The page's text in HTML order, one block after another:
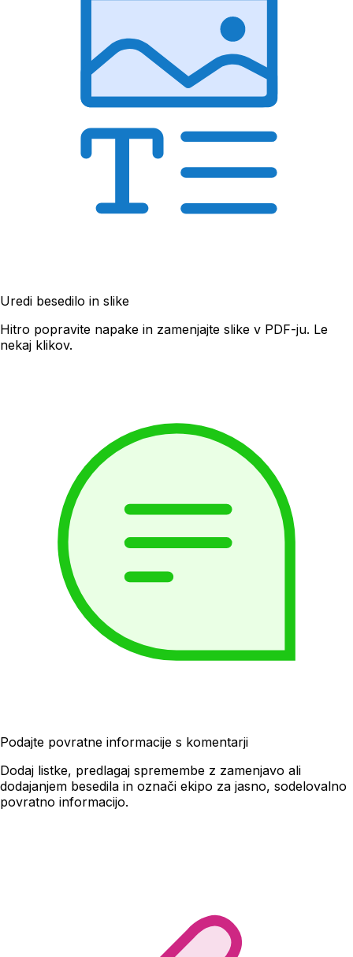
Uredi besedilo in slike
Hitro popravite napake in zamenjajte slike v PDF-ju. Le
nekaj klikov.
Podajte povratne informacije s komentarji
Dodaj listke, predlagaj spremembe z zamenjavo ali
dodajanjem besedila in označi ekipo za jasno, sodelovalno
povratno informacijo.